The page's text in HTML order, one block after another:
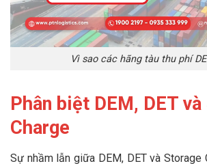
Vì sao các hãng tàu thu phí
Phân biệt DEM, DET
Charge
Sự nhầm lẫn giữa DEM, DET và Storage